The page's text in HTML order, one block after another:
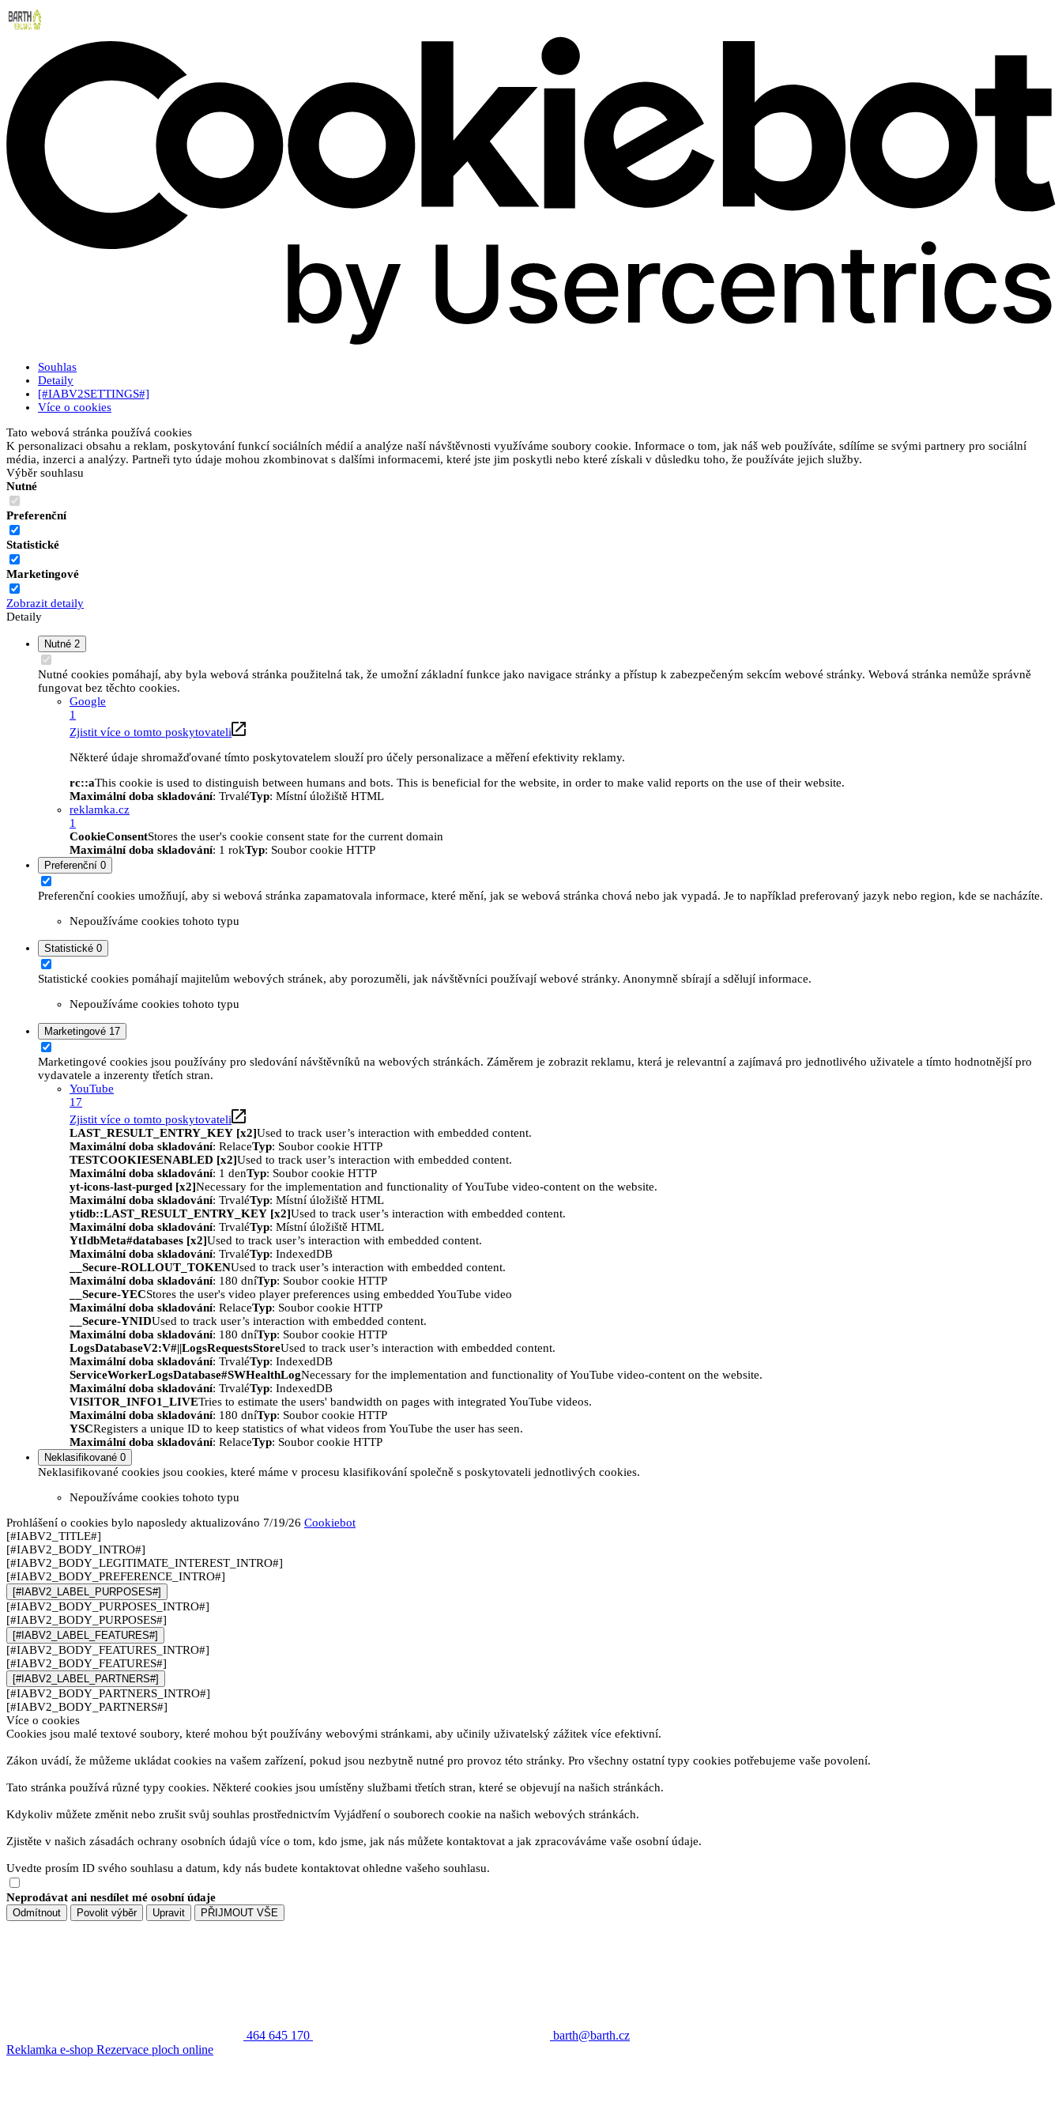
Souhlas
Detaily
[#IABV2SETTINGS#]
Více o cookies
Tato webová stránka používá cookies
K personalizaci obsahu a reklam, poskytování funkcí sociálních médií a analýze naší návštěvnosti využíváme soubory cookie. Informace o tom, jak náš web používáte, sdílíme se svými partnery pro sociální
média, inzerci a analýzy. Partneři tyto údaje mohou zkombinovat s dalšími informacemi, které jste jim poskytli nebo které získali v důsledku toho, že používáte jejich služby.
Výběr souhlasu
Nutné
Preferenční
Statistické
Marketingové
Zobrazit detaily
Detaily
Nutné 2
Nutné cookies pomáhají, aby byla webová stránka použitelná tak, že umožní základní funkce jako navigace stránky a přístup k zabezpečeným sekcím webové stránky. Webová stránka nemůže správně
fungovat bez těchto cookies.
Google
1
Zjistit více o tomto poskytovateli
Některé údaje shromažďované tímto poskytovatelem slouží pro účely personalizace a měření efektivity reklamy.
rc::aThis cookie is used to distinguish between humans and bots. This is beneficial for the website, in order to make valid reports on the use of their website.
Maximální doba skladování: TrvaléTyp: Místní úložiště HTML
reklamka.cz
1
CookieConsentStores the user's cookie consent state for the current domain
Maximální doba skladování: 1 rokTyp: Soubor cookie HTTP
Preferenční 0
Preferenční cookies umožňují, aby si webová stránka zapamatovala informace, které mění, jak se webová stránka chová nebo jak vypadá. Je to například preferovaný jazyk nebo region, kde se nacházíte.
Nepoužíváme cookies tohoto typu
Statistické 0
Statistické cookies pomáhají majitelům webových stránek, aby porozuměli, jak návštěvníci používají webové stránky. Anonymně sbírají a sdělují informace.
Nepoužíváme cookies tohoto typu
Marketingové 17
Marketingové cookies jsou používány pro sledování návštěvníků na webových stránkách. Záměrem je zobrazit reklamu, která je relevantní a zajímavá pro jednotlivého uživatele a tímto hodnotnější pro
vydavatele a inzerenty třetích stran.
YouTube
17
Zjistit více o tomto poskytovateli
LAST_RESULT_ENTRY_KEY [x2]Used to track user’s interaction with embedded content.
Maximální doba skladování: RelaceTyp: Soubor cookie HTTP
TESTCOOKIESENABLED [x2]Used to track user’s interaction with embedded content.
Maximální doba skladování: 1 denTyp: Soubor cookie HTTP
yt-icons-last-purged [x2]Necessary for the implementation and functionality of YouTube video-content on the website.
Maximální doba skladování: TrvaléTyp: Místní úložiště HTML
ytidb::LAST_RESULT_ENTRY_KEY [x2]Used to track user’s interaction with embedded content.
Maximální doba skladování: TrvaléTyp: Místní úložiště HTML
YtIdbMeta#databases [x2]Used to track user’s interaction with embedded content.
Maximální doba skladování: TrvaléTyp: IndexedDB
__Secure-ROLLOUT_TOKENUsed to track user’s interaction with embedded content.
Maximální doba skladování: 180 dníTyp: Soubor cookie HTTP
__Secure-YECStores the user's video player preferences using embedded YouTube video
Maximální doba skladování: RelaceTyp: Soubor cookie HTTP
__Secure-YNIDUsed to track user’s interaction with embedded content.
Maximální doba skladování: 180 dníTyp: Soubor cookie HTTP
LogsDatabaseV2:V#||LogsRequestsStoreUsed to track user’s interaction with embedded content.
Maximální doba skladování: TrvaléTyp: IndexedDB
ServiceWorkerLogsDatabase#SWHealthLogNecessary for the implementation and functionality of YouTube video-content on the website.
Maximální doba skladování: TrvaléTyp: IndexedDB
VISITOR_INFO1_LIVETries to estimate the users' bandwidth on pages with integrated YouTube videos.
Maximální doba skladování: 180 dníTyp: Soubor cookie HTTP
YSCRegisters a unique ID to keep statistics of what videos from YouTube the user has seen.
Maximální doba skladování: RelaceTyp: Soubor cookie HTTP
Neklasifikované 0
Neklasifikované cookies jsou cookies, které máme v procesu klasifikování společně s poskytovateli jednotlivých cookies.
Nepoužíváme cookies tohoto typu
Prohlášení o cookies bylo naposledy aktualizováno 7/19/26 Cookiebot
[#IABV2_TITLE#]
[#IABV2_BODY_INTRO#]
[#IABV2_BODY_LEGITIMATE_INTEREST_INTRO#]
[#IABV2_BODY_PREFERENCE_INTRO#]
[#IABV2_LABEL_PURPOSES#]
[#IABV2_BODY_PURPOSES_INTRO#]
[#IABV2_BODY_PURPOSES#]
[#IABV2_LABEL_FEATURES#]
[#IABV2_BODY_FEATURES_INTRO#]
[#IABV2_BODY_FEATURES#]
[#IABV2_LABEL_PARTNERS#]
[#IABV2_BODY_PARTNERS_INTRO#]
[#IABV2_BODY_PARTNERS#]
Více o cookies
Cookies jsou malé textové soubory, které mohou být používány webovými stránkami, aby učinily uživatelský zážitek více efektivní.
Zákon uvádí, že můžeme ukládat cookies na vašem zařízení, pokud jsou nezbytně nutné pro provoz této stránky. Pro všechny ostatní typy cookies potřebujeme vaše povolení.
Tato stránka používá různé typy cookies. Některé cookies jsou umístěny službami třetích stran, které se objevují na našich stránkách.
Kdykoliv můžete změnit nebo zrušit svůj souhlas prostřednictvím Vyjádření o souborech cookie na našich webových stránkách.
Zjistěte v našich zásadách ochrany osobních údajů více o tom, kdo jsme, jak nás můžete kontaktovat a jak zpracováváme vaše osobní údaje.
Uvedte prosím ID svého souhlasu a datum, kdy nás budete kontaktovat ohledne vašeho souhlasu.
Neprodávat ani nesdílet mé osobní údaje
Odmítnout Povolit výběr Upravit PŘIJMOUT VŠE
464 645 170
barth@barth.cz
Reklamka e-shop Rezervace ploch online